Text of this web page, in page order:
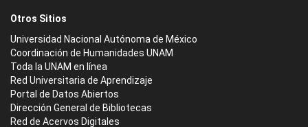
Otros Sitios
Universidad Nacional Autónoma de México
Coordinación de Humanidades UNAM
Toda la UNAM en línea
Red Universitaria de Aprendizaje
Portal de Datos Abiertos
Dirección General de Bibliotecas
Red de Acervos Digitales